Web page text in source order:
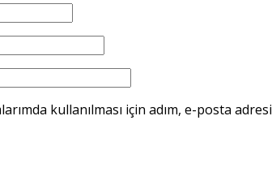
kullanılması için adım, e-posta